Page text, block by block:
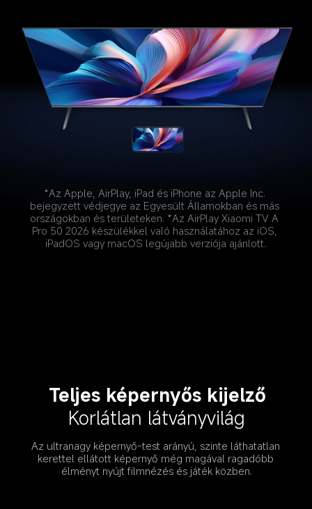
*Az Apple, AirPlay, iPad és iPhone az Apple Inc.
bejegyzett védjegye az Egyesült Államokban és más
országokban és területeken. *Az AirPlay Xiaomi TV A
Pro 50 2026 készülékkel való használatához az iOS,
iPadOS vagy macOS legújabb verziója ajánlott.
Teljes képernyős kijelző
Korlátlan látványvilág
Az ultranagy képernyő-test arányú, szinte láthatatlan
kerettel ellátott képernyő még magával ragadóbb
élményt nyújt filmnézés és játék közben.